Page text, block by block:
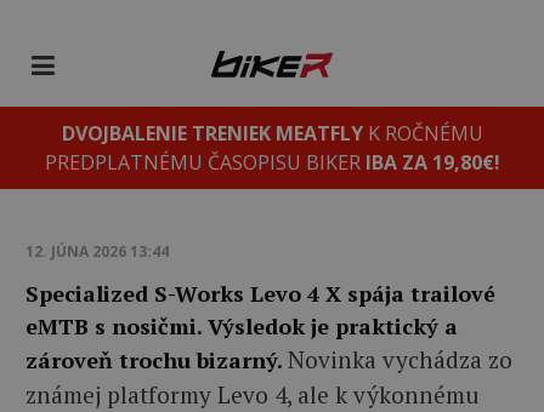
DVOJBALENIE TRENIEK MEATFLYK ROČNÉMU
PREDPLATNÉMU ČASOPISU BIKER IBA ZA 19,80€!
12. JÚNA 2026 13:44
Specialized S-Works Levo 4 X spája trailové
eMTB s nosičmi. Výsledok je praktický a
zároveň trochu bizarný. Novinka vychádza zo
známej platformy Levo 4, ale k výkonnému